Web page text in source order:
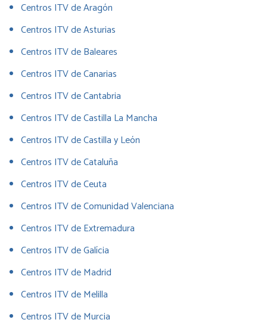
Centros ITV de Aragón
Centros ITV de Asturias
Centros ITV de Baleares
Centros ITV de Canarias
Centros ITV de Cantabria
Centros ITV de Castilla La Mancha
Centros ITV de Castilla y León
Centros ITV de Cataluña
Centros ITV de Ceuta
Centros ITV de Comunidad Valenciana
Centros ITV de Extremadura
Centros ITV de Galícia
Centros ITV de Madrid
Centros ITV de Melilla
Centros ITV de Murcia